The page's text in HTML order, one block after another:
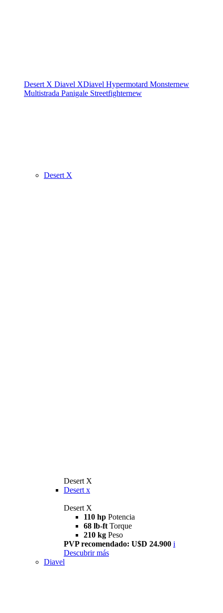
Desert X Diavel XDiavel Hypermotard Monsternew
Multistrada Panigale Streetfighternew
Desert X
Desert X
Desert x
Desert X
110 hp Potencia
68 lb-ft Torque
210 kg Peso
PVP recomendado: U$D 24.900 i
Descubrir más
Diavel